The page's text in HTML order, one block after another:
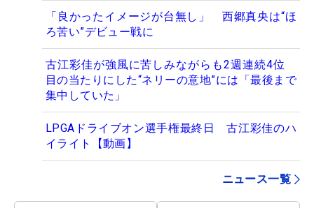
「良かったイメージが台無し」 西郷真央は“ほ
ろ苦い”デビュー戦に
古江彩佳が強風に苦しみながらも2週連続4位
目の当たりにした“ネリーの意地”には「最後まで
集中していた」
LPGAドライブオン選手権最終日 古江彩佳のハ
イライト【動画】
ニュース一覧